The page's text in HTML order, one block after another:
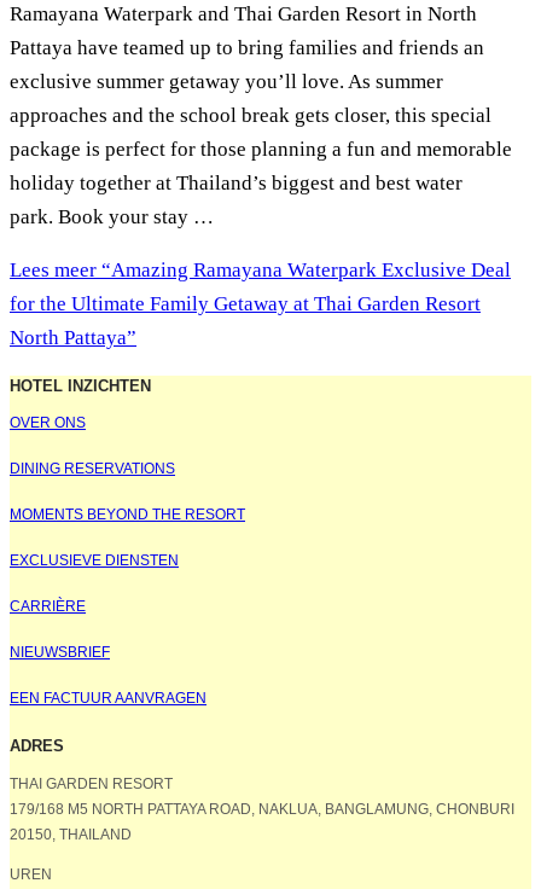
Ramayana Waterpark and Thai Garden Resort in North
Pattaya have teamed up to bring families and friends an
exclusive summer getaway you’ll love. As summer
approaches and the school break gets closer, this special
package is perfect for those planning a fun and memorable
holiday together at Thailand’s biggest and best water
park. Book your stay …
Lees meer “Amazing Ramayana Waterpark Exclusive Deal
for the Ultimate Family Getaway at Thai Garden Resort
North Pattaya”
HOTEL INZICHTEN
OVER ONS
DINING RESERVATIONS
MOMENTS BEYOND THE RESORT
EXCLUSIEVE DIENSTEN
CARRIÈRE
NIEUWSBRIEF
EEN FACTUUR AANVRAGEN
ADRES
THAI GARDEN RESORT
179/168 M5 NORTH PATTAYA ROAD, NAKLUA, BANGLAMUNG, CHONBURI
20150, THAILAND
UREN